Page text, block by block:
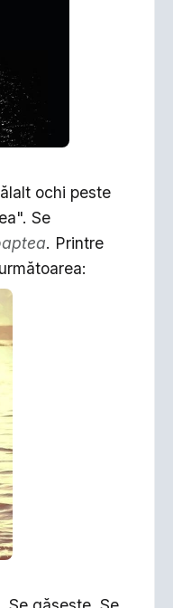
ochi peste
Se
. Printre